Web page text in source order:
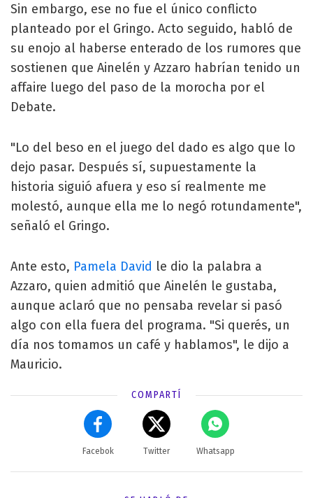
Sin embargo, ese no fue el único conflicto
planteado por el Gringo. Acto seguido, habló de
su enojo al haberse enterado de los rumores que
sostienen que Ainelén y Azzaro habrían tenido un
affaire luego del paso de la morocha por el
Debate.
"Lo del beso en el juego del dado es algo que lo
dejo pasar. Después sí, supuestamente la
historia siguió afuera y eso sí realmente me
molestó, aunque ella me lo negó rotundamente",
señaló el Gringo.
Ante esto, Pamela David le dio la palabra a
Azzaro, quien admitió que Ainelén le gustaba,
aunque aclaró que no pensaba revelar si pasó
algo con ella fuera del programa. "Si querés, un
día nos tomamos un café y hablamos", le dijo a
Mauricio.
COMPARTÍ
Facebok Twitter Whatsapp